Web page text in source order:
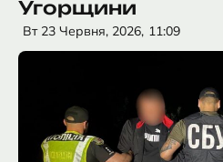
Угорщини
Вт 23 Червня, 2026, 11:09